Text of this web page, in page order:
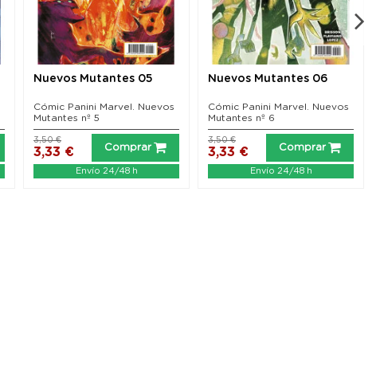
Nuevos Mutantes 05
Cómic Panini Marvel. Nuevos
Mutantes nº 5
3,33 €
3,50 €
Comprar
Envío 24/48 h
Nuevos Mutantes 06
Cómic Panini Marvel. Nuevos
Mutantes nº 6
3,33 €
3,50 €
Comprar
Envío 24/48 h